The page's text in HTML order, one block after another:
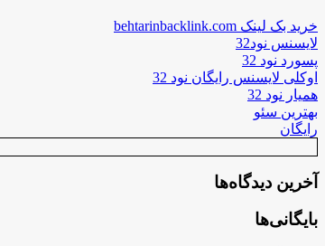
خرید بک لینک behtarinbacklink.com
لایسنس نود32
پسورد نود 32
اوکلی لایسنس رایگان نود 32
همیار نود 32
بهترین سئو
رایگان
آخرین دیدگاه‌ها
بایگانی‌ها